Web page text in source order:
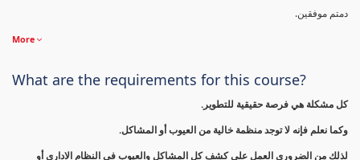
دمتم موفقين.
More
What are the requirements for this course?
كل مشكلة هي فرصة حقيقية للتطوير.
وكما نعلم فإنه لا توجد منظمة خالية من العيوب أو المشاكل.
لذلك من الضروري العمل على كشف كل المشاكل والعيوب في النظام الاداري أو